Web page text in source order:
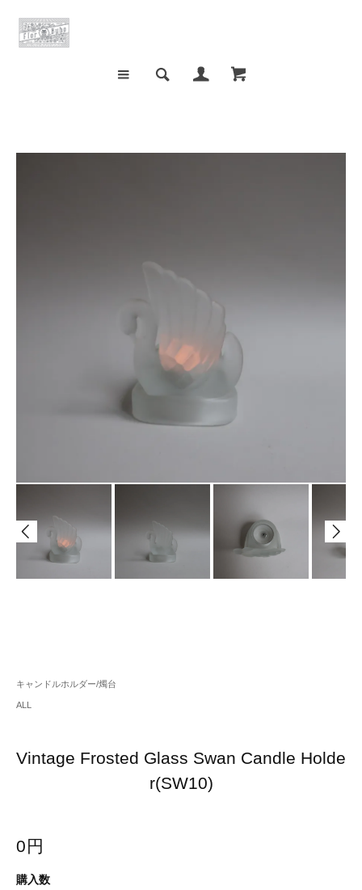
キャンドルホルダー/燭台
ALL
Vintage Frosted Glass Swan Candle Holde
r(SW10)
0円
購入数